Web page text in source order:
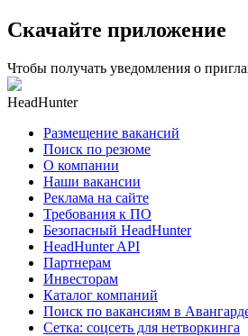
Скачайте приложение
Чтобы получать уведомления о
HeadHunter
Размещение вакансий
Поиск по резюме
О компании
Наши вакансии
Реклама на сайте
Требования к ПО
Безопасный HeadHunter
HeadHunter API
Партнерам
Инвесторам
Каталог компаний
Поиск по вакансиям в
Сетка: соцсеть для нетворкинга